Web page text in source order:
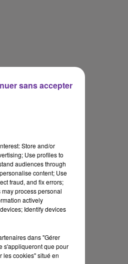
sec
Store and/or
Use profiles to
audiences through
content; Use
fraud, and fix errors;
process personal
actively
Identify devices
dans "Gérer
s'appliqueront que pour
les cookies" situé en
sans accepter